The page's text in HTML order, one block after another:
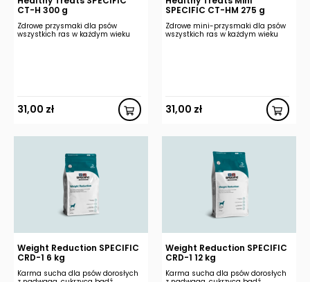
CT-H 300 g
Zdrowe przysmaki dla psów
wszystkich ras w każdym wieku
31,00 zł
SPECIFIC CT-HM 275 g
Zdrowe mini-przysmaki dla psów
wszystkich ras w każdym wieku
31,00 zł
Weight Reduction SPECIFIC
CRD-1 6 kg
Karma sucha dla psów dorosłych
Weight Reduction SPECIFIC
CRD-1 12 kg
Karma sucha dla psów dorosłych